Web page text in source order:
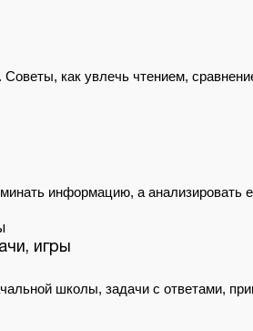
как увлечь чтением,
информацию, а
игры
школы, задачи с ответами,